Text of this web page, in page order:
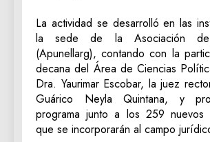
​La actividad se desarrolló en las
la sede de la Asociación de
(Apunellarg), contando con la
decana del Área de Ciencias
Dra. Yaurimar Escobar, la juez
Guárico Neyla Quintana, y
programa junto a los 259 nuevos
que se incorporarán al campo